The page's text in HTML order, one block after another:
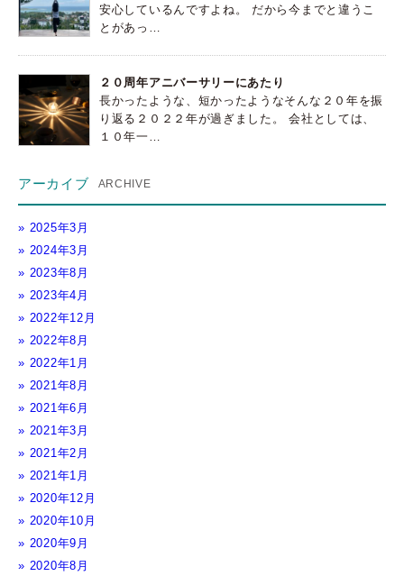
安心しているんですよね。 だから今までと違うこ
とがあっ…
２０周年アニバーサリーにあたり
長かったような、短かったようなそんな２０年を振
り返る２０２２年が過ぎました。 会社としては、
１０年一…
アーカイブ
2025年3月
2024年3月
2023年8月
2023年4月
2022年12月
2022年8月
2022年1月
2021年8月
2021年6月
2021年3月
2021年2月
2021年1月
2020年12月
2020年10月
2020年9月
2020年8月